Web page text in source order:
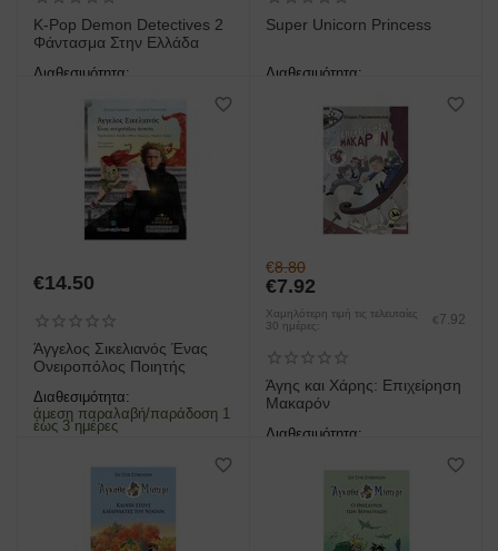
K-Pop Demon Detectives 2
Φάντασμα Στην Ελλάδα
Διαθεσιμότητα:
έως 3 ημέρες
Super Unicorn Princess
Διαθεσιμότητα:
€14.50
Άγγελος Σικελιανός Ένας
Ονειροπόλος Ποιητής
Διαθεσιμότητα:
άμεση παραλαβή/παράδοση 1
έως 3 ημέρες
€8.80
€7.92
Χαμηλότερη τιμή τις τελευταίες
30 ημέρες:
€ 7.92
Άγης και Χάρης: Επιχείρηση
Μακαρόν
Διαθεσιμότητα: